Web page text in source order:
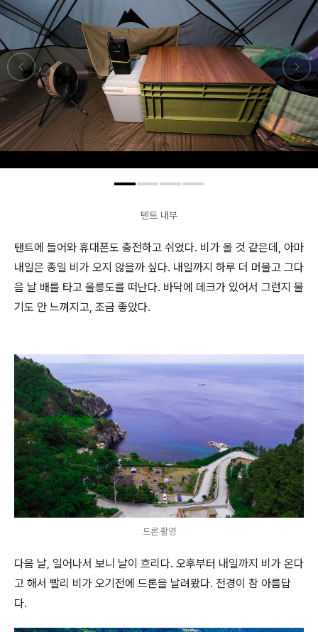
텐트 내부
탠트에 들어와 휴대폰도 충전하고 쉬었다. 비가 올 것 같은데, 아마
내일은 종일 비가 오지 않을까 싶다. 내일까지 하루 더 머물고 그다
음 날 배를 타고 울릉도를 떠난다. 바닥에 데크가 있어서 그런지 물
기도 안 느껴지고, 조금 좋았다.
드론 촬영
다음 날, 일어나서 보니 날이 흐리다. 오후부터 내일까지 비가 온다
고 해서 빨리 비가 오기전에 드론을 날려봤다. 전경이 참 아름답
다.